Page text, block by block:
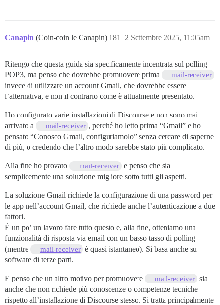
Canapin (Coin-coin le Canapin) 2 Settembre 2025, 11:05am
181
Ritengo che questa guida sia specificamente incentrata sul polling
POP3, ma penso che dovrebbe promuovere prima
mail-receiver
invece di utilizzare un account Gmail, che dovrebbe essere
l’alternativa, e non il contrario come è attualmente presentato.
Ho configurato varie installazioni di Discourse e non sono mai
arrivato a
mail-receiver , perché ho letto prima “Gmail” e ho
pensato “Conosco Gmail, configuriamolo” senza cercare di saperne
di più, o credendo che l’altro modo sarebbe stato più complicato.
Alla fine ho provato mail-receiver e penso che sia
semplicemente una soluzione migliore sotto tutti gli aspetti.
La soluzione Gmail richiede la configurazione di una password per
le app nell’account Gmail, che richiede anche l’autenticazione a due
fattori.
È un po’ un lavoro fare tutto questo e, alla fine, otteniamo una
funzionalità di risposta via email con un basso tasso di polling
(mentre
mail-receiver è quasi istantaneo). Si basa anche su
software di terze parti.
E penso che un altro motivo per promuovere mail-receiver sia
anche che non richiede più conoscenze o competenze tecniche
rispetto all’installazione di Discourse stesso. Si tratta principalmente